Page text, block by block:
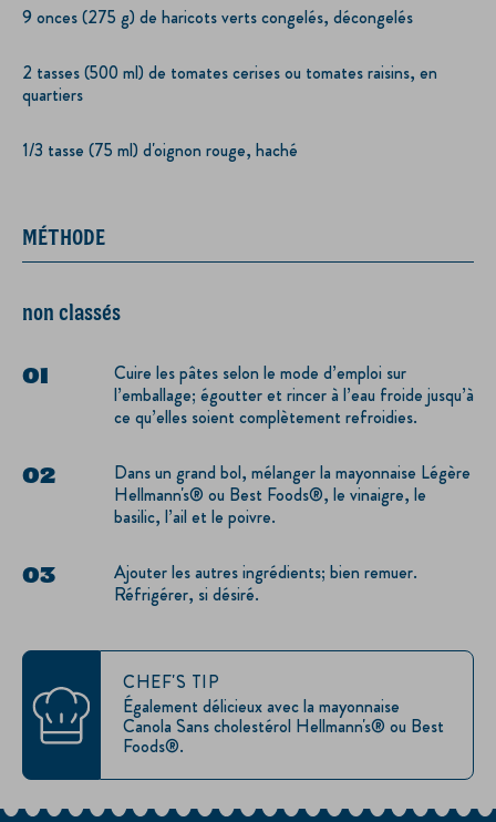
9 onces (275 g) de haricots verts congelés, décongelés
2 tasses (500 ml) de tomates cerises ou tomates raisins, en
quartiers
1/3 tasse (75 ml) d'oignon rouge, haché
MÉTHODE
non classés
Cuire les pâtes selon le mode d’emploi sur
l’emballage; égoutter et rincer à l’eau froide jusqu’à
ce qu’elles soient complètement refroidies.
Dans un grand bol, mélanger la mayonnaise Légère
Hellmann's® ou Best Foods®, le vinaigre, le
basilic, l’ail et le poivre.
Ajouter les autres ingrédients; bien remuer.
Réfrigérer, si désiré.
CHEF'S TIP
Également délicieux avec la mayonnaise
Canola Sans cholestérol Hellmann's® ou Best
Foods®.